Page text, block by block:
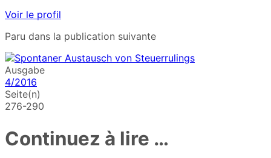
Voir le profil
Paru dans la publication suivante
Ausgabe
4/2016
Seite(n)
276-290
Continuez à lire …